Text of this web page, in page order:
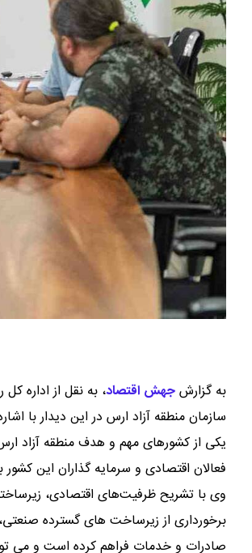
به گزارشجهش اقتصاد، به نقل از اداره
سازمان منطقه آزاد ارس در این دیدار با
یکی از کشورهای مهم و هدف منطقه آزاد
فعالان اقتصادی و سرمایه‌ گذاران این
وی با تشریح ظرفیت‌های اقتصادی،
برخورداری از زیرساخت‌ های گسترده
صادرات و خدمات فراهم کرده است و می